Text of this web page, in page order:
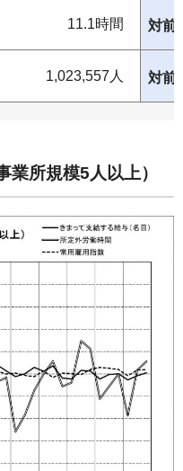
11.1時間 対前
1,023,557人 対前
所規模5人以上）